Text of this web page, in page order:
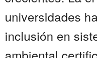
universidades
inclusión en